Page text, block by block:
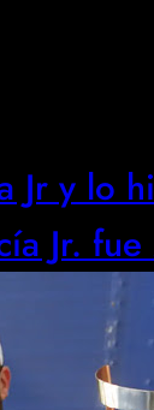
Jr y lo
Jr. fue